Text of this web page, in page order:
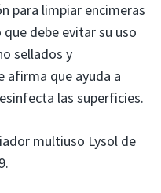
para limpiar encimeras
debe evitar su uso
sellados y
afirma que ayuda a
las superficies.
multiuso Lysol de